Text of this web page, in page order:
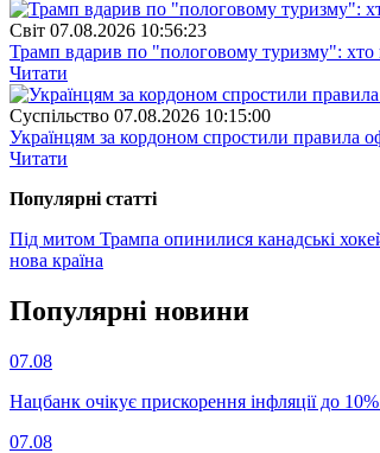
Свiт 07.08.2026 10:56:23
Трамп вдарив по "пологовому туризму":
Читати
Суспiльство 07.08.2026 10:15:00
Українцям за кордоном спростили правила
Читати
Популярнi статтi
Під митом Трампа опинилися канадські
нова країна
Популярнi новини
07.08
Нацбанк очікує прискорення інфляції до
07.08